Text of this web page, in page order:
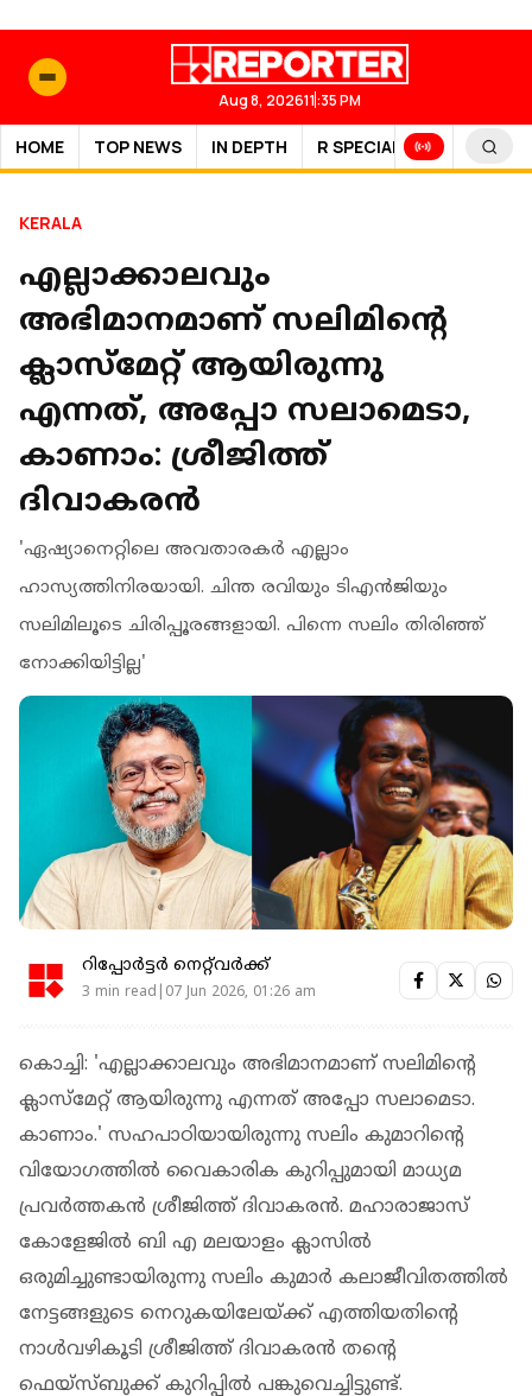
Aug 8, 202611:35 PM
HOME TOP NEWS IN DEPTH R SPECIAL SPORTS
KERALA
എല്ലാക്കാലവും
അഭിമാനമാണ് സലിമിൻ്റെ
ക്ലാസ്മേറ്റ് ആയിരുന്നു
എന്നത്, അപ്പോ സലാമെടാ,
കാണാം: ശ്രീജിത്ത്
ദിവാകരൻ
'ഏഷ്യാനെറ്റിലെ അവതാരകർ എല്ലാം
ഹാസ്യത്തിനിരയായി. ചിന്ത രവിയും ടിഎൻജിയും
സലിമിലൂടെ ചിരിപ്പൂരങ്ങളായി. പിന്നെ സലിം തിരിഞ്ഞ്
നോക്കിയിട്ടില്ല'
റിപ്പോർട്ടർ നെറ്റ്‌വര്‍ക്ക്‌
3 min read|07 Jun 2026, 01:26 am
കൊച്ചി: 'എല്ലാക്കാലവും അഭിമാനമാണ് സലിമിൻ്റെ
ക്ലാസ്മേറ്റ് ആയിരുന്നു എന്നത് അപ്പോ സലാമെടാ.
കാണാം.' സഹപാഠിയായിരുന്നു സലിം കുമാറിൻ്റെ
വിയോ​ഗത്തിൽ വൈകാരിക കുറിപ്പുമായി മാധ്യമ
പ്രവർത്തകൻ ശ്രീജിത്ത് ദിവാകരൻ. മഹാരാജാസ്
കോളേജിൽ ബി എ മലയാളം ക്ലാസിൽ
ഒരുമിച്ചുണ്ടായിരുന്നു സലിം കുമാർ കലാജീവിതത്തിൽ
നേട്ടങ്ങളുടെ നെറുകയിലേയ്ക്ക് എത്തിയതിൻ്റെ
നാൾവഴികൂടി ശ്രീജിത്ത് ദിവാകരൻ തൻ്റെ
ഫെയ്സ്ബുക്ക് കുറിപ്പിൽ പങ്കുവെച്ചിട്ടുണ്ട്.